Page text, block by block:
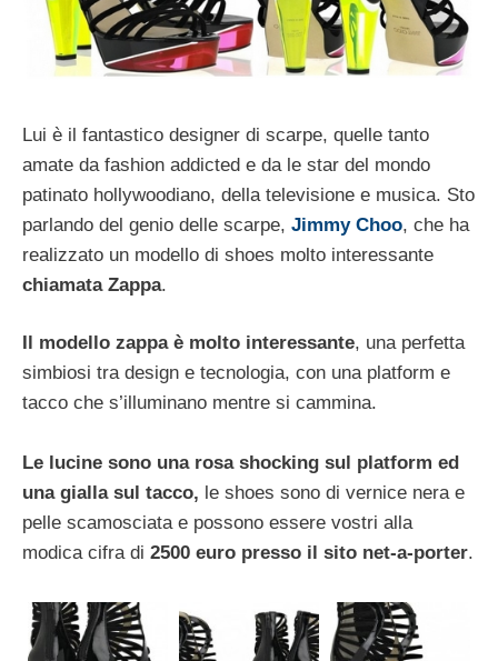
Lui è il fantastico designer di scarpe, quelle tanto
amate da fashion addicted e da le star del mondo
patinato hollywoodiano, della televisione e musica. Sto
parlando del genio delle scarpe, Jimmy Choo, che ha
realizzato un modello di shoes molto interessante
chiamata Zappa.
Il modello zappa è molto interessante, una perfetta
simbiosi tra design e tecnologia, con una platform e
tacco che s’illuminano mentre si cammina.
Le lucine sono una rosa shocking sul platform ed
una gialla sul tacco, le shoes sono di vernice nera e
pelle scamosciata e possono essere vostri alla
modica cifra di 2500 euro presso il sito net-a-porter.